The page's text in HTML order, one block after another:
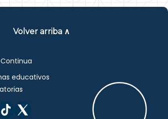
Volver arriba ∧
educativos